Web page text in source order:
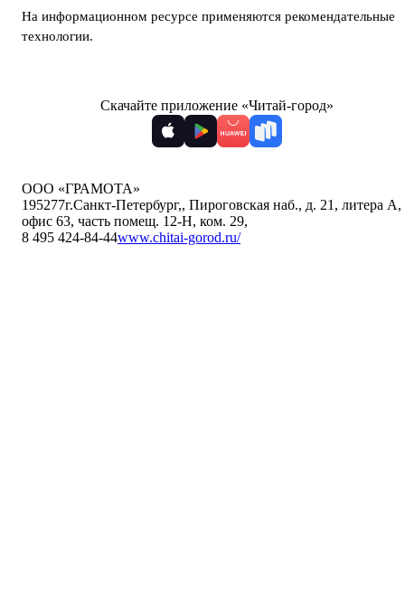
На информационном ресурсе применяются рекомендательные
технологии.
Скачайте приложение «Читай-город»
ООО «ГРАМОТА»
195277г.Санкт-Петербург,, Пироговская наб., д. 21, литера А,
офис 63, часть помещ. 12-Н, ком. 29,
8 495 424-84-44www.chitai-gorod.ru/